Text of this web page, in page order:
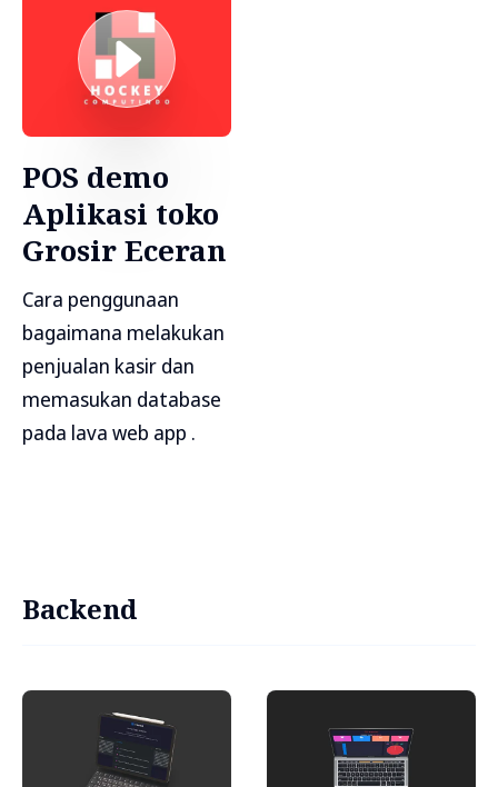
POS demo
Aplikasi toko
Grosir Eceran
Cara penggunaan
bagaimana melakukan
penjualan kasir dan
memasukan database
pada lava web app .
Backend